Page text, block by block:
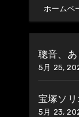
ホームペ
聰音、
5月 25,
宝塚ソ
5月 23,